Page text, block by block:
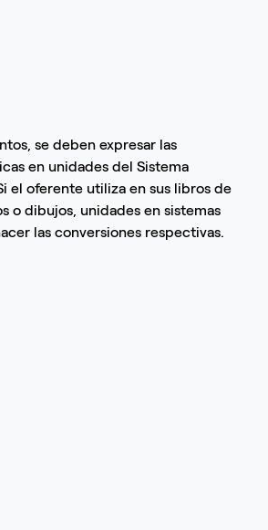
se deben expresar las
en unidades del Sistema
el oferente utiliza en sus libros de
o dibujos, unidades en sistemas
las conversiones respectivas.